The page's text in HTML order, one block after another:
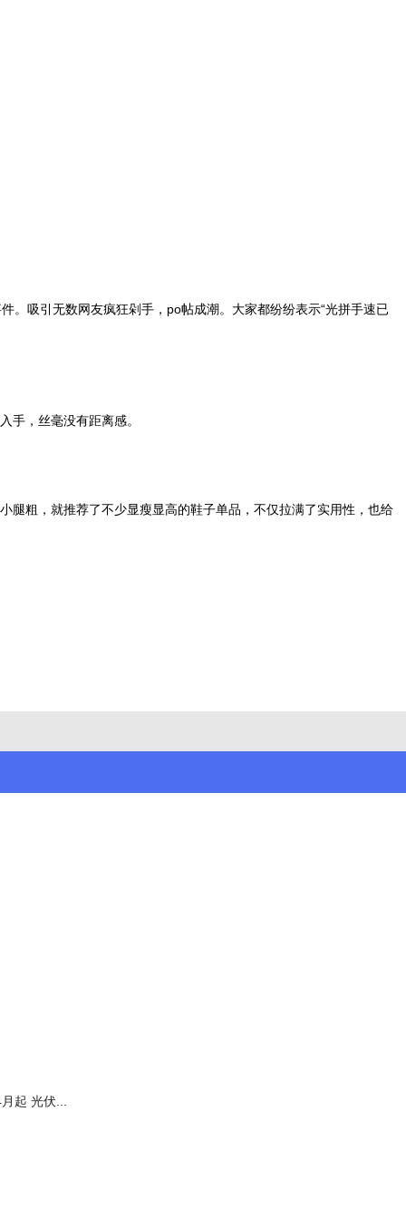
。吸引无数网友疯狂剁手，po帖成潮。大家都纷纷表示“光拼手速已
手，丝毫没有距离感。
腿粗，就推荐了不少显瘦显高的鞋子单品，不仅拉满了实用性，也给
香薰蜡烛可以点很久，然后就会觉得希望可以永存下去”，真的一下
起 光伏...